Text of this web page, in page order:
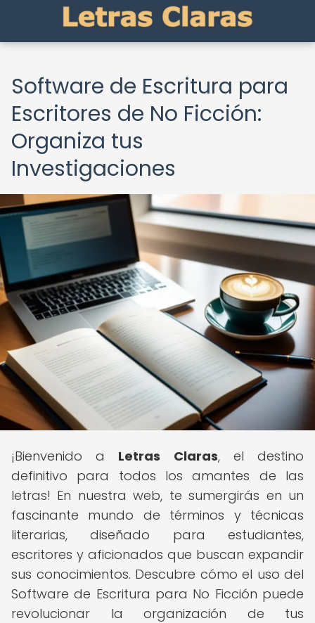
Software de Escritura para
Escritores de No Ficción:
Organiza tus
Investigaciones
¡Bienvenido a Letras Claras, el destino
definitivo para todos los amantes de las
letras! En nuestra web, te sumergirás en un
fascinante mundo de términos y técnicas
literarias, diseñado para estudiantes,
escritores y aficionados que buscan expandir
sus conocimientos. Descubre cómo el uso del
Software de Escritura para No Ficción puede
revolucionar la organización de tus